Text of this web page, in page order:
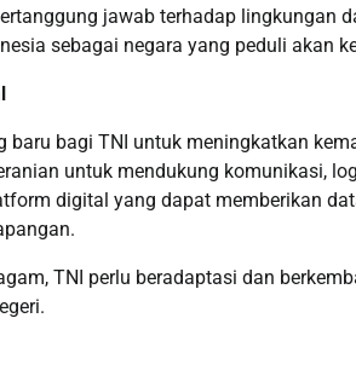
jawab terhadap lingkungan
sebagai negara yang peduli akan
baru bagi TNI untuk meningkatkan
untuk mendukung komunikasi,
digital yang dapat memberikan
TNI perlu beradaptasi dan